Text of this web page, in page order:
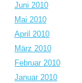
Juni 2010
Mai 2010
April 2010
März 2010
Februar 2010
Januar 2010